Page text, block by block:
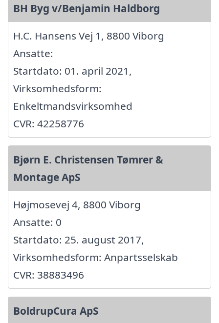
BH Byg v/Benjamin Haldborg
H.C. Hansens Vej 1, 8800 Viborg
Ansatte:
Startdato: 01. april 2021,
Virksomhedsform:
Enkeltmandsvirksomhed
CVR: 42258776
Bjørn E. Christensen Tømrer &
Montage ApS
Højmosevej 4, 8800 Viborg
Ansatte: 0
Startdato: 25. august 2017,
Virksomhedsform: Anpartsselskab
CVR: 38883496
BoldrupCura ApS